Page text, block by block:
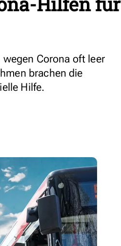
Corona oft leer
brachen die
Hilfe.